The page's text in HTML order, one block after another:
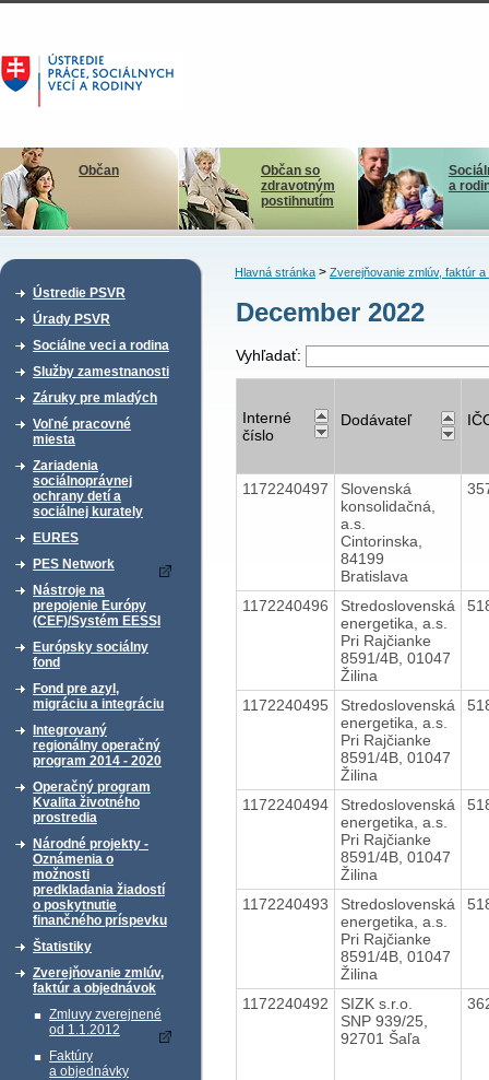
Občan
Občan so
zdravotným
postihnutím
a
Ústredie PSVR
Úrady PSVR
Sociálne veci a rodina
Služby zamestnanosti
Záruky pre mladých
Voľné pracovné
miesta
Zariadenia
sociálnoprávnej
ochrany detí a
sociálnej kurately
EURES
PES Network
Nástroje na
prepojenie Európy
(CEF)/Systém EESSI
Európsky sociálny
fond
Fond pre azyl,
migráciu a integráciu
Integrovaný
regionálny operačný
program 2014 - 2020
Operačný program
Kvalita životného
prostredia
Národné projekty -
Oznámenia o
možnosti
predkladania žiadostí
o poskytnutie
finančného príspevku
Štatistiky
Zverejňovanie zmlúv,
faktúr a objednávok
Zmluvy zverejnené
od 1.1.2012
Faktúry
a objednávky
Hlavná stránka> Zverejňovanie zmlúv, faktúr a
December 2022
Vyhľadať:
Interné
číslo
Dodávateľ
1172240497
Slovenská
konsolidačná,
a.s.
Cintorinska,
84199
Bratislava
1172240496
Stredoslovenská
energetika, a.s.
Pri Rajčianke
8591/4B, 01047
Žilina
1172240495
Stredoslovenská
energetika, a.s.
Pri Rajčianke
8591/4B, 01047
Žilina
1172240494
Stredoslovenská
energetika, a.s.
Pri Rajčianke
8591/4B, 01047
Žilina
1172240493
Stredoslovenská
energetika, a.s.
Pri Rajčianke
8591/4B, 01047
Žilina
1172240492
SIZK s.r.o.
SNP 939/25,
92701 Šaľa